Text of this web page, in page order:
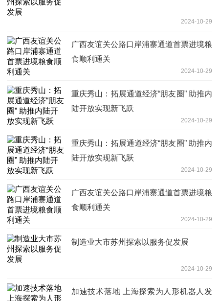
2024-10-29
广西友谊关公路口岸浦寨通道首票进境粮
食顺利通关
2024-10-29
重庆秀山：拓展通道经济“朋友圈” 助推内
陆开放实现新飞跃
2024-10-29
重庆秀山：拓展通道经济“朋友圈” 助推内
陆开放实现新飞跃
2024-10-29
广西友谊关公路口岸浦寨通道首票进境粮
食顺利通关
2024-10-29
制造业大市苏州探索以服务促发展
2024-10-29
加速技术落地 上海探索为人形机器人发